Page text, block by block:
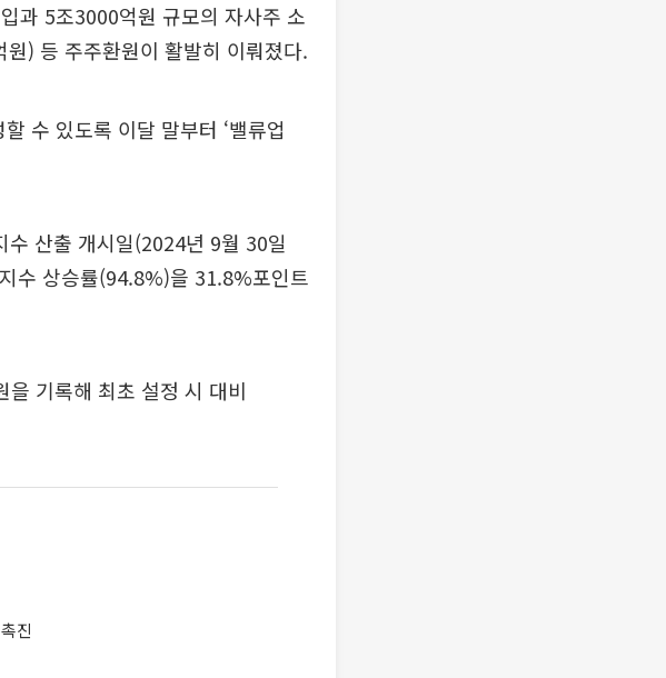
과 5조3000억원 규모의 자사주 소
) 등 주주환원이 활발히 이뤄졌다.
수 있도록 이달 말부터 ‘밸류업
산출 개시일(2024년 9월 30일
수 상승률(94.8%)을 31.8%포인트
기록해 최초 설정 시 대비
진